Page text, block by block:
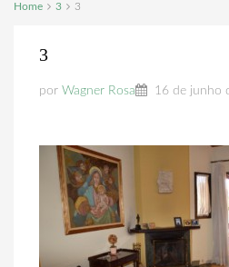
Home 3 3
3
por Wagner Rosa 16 de junho